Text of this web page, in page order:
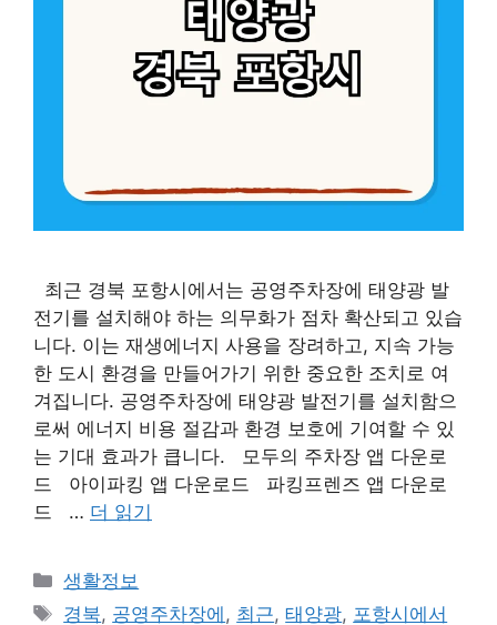
최근 경북 포항시에서는 공영주차장에 태양광 발
전기를 설치해야 하는 의무화가 점차 확산되고 있습
니다. 이는 재생에너지 사용을 장려하고, 지속 가능
한 도시 환경을 만들어가기 위한 중요한 조치로 여
겨집니다. 공영주차장에 태양광 발전기를 설치함으
로써 에너지 비용 절감과 환경 보호에 기여할 수 있
는 기대 효과가 큽니다. 모두의 주차장 앱 다운로
드 아이파킹 앱 다운로드 파킹프렌즈 앱 다운로
드 … 더 읽기
카
테
생활정보
태
경북, 공영주차장에 , 최근,태양광, 포항시에서